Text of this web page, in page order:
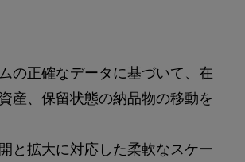
の正確なデータに基づいて、在
産、保留状態の納品物の移動を
と拡大に対応した柔軟なスケー